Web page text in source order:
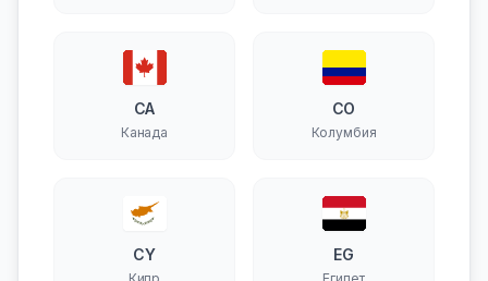
CA
Канада
CO
Колумбия
CY EG